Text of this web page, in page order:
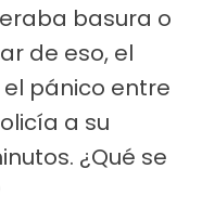
basura o
de eso, el
pánico entre
a su
¿Qué se